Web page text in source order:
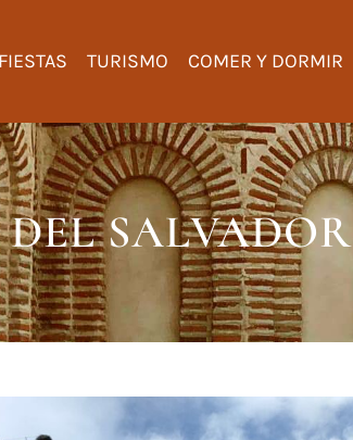
FIESTAS TURISMO COMER Y DORMIR
SALVADOR